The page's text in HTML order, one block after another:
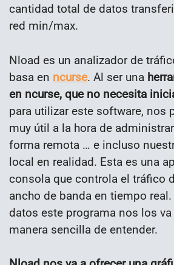
cantidad total de datos
red min/max.
Nload es un analizador de
basa en ncurse. Al ser una
en ncurse, que no necesita
para utilizar este software, nos
muy útil a la hora de
forma remota … e incluso
local en realidad. Esta es una
consola que controla el tráfico
ancho de banda en tiempo
datos este programa nos los
manera sencilla de entender.